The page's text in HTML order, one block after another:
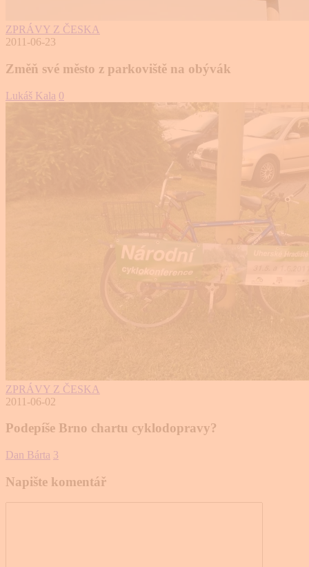
ZPRÁVY Z ČESKA
2011-06-23
Změň své město z parkoviště na obývák
Lukáš Kala 0
ZPRÁVY Z ČESKA
2011-06-02
Podepíše Brno chartu cyklodopravy?
Dan Bárta 3
Napište komentář